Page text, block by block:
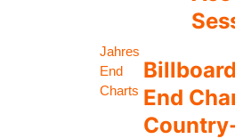
Jahres
End
Charts End